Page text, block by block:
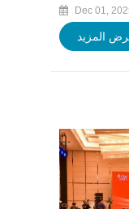
Dec 01,
المزيد